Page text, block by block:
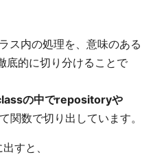
ス内の処理を、意味のある
的に切り分けることで
の中でrepositoryや
関数で切り出しています。
すと、